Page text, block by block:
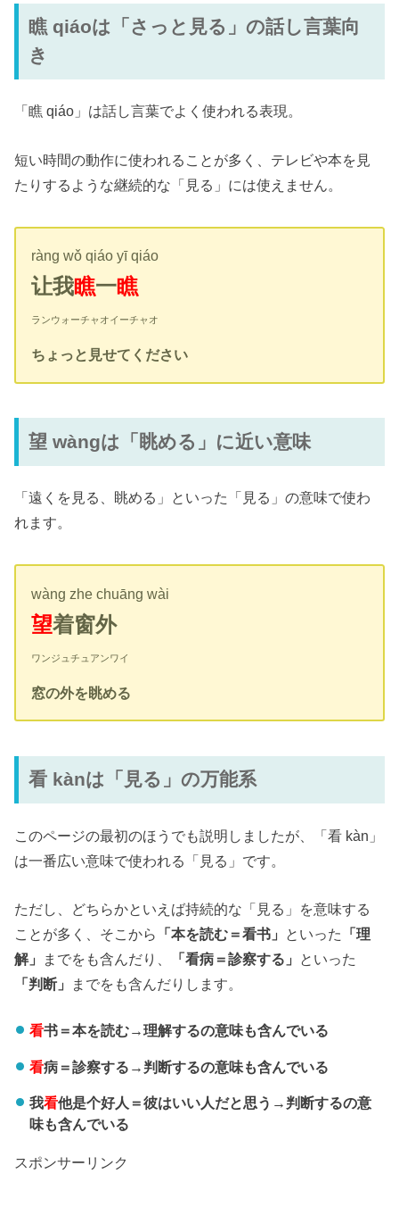
瞧 qiáoは「さっと見る」の話し言葉向
き
「瞧 qiáo」は話し言葉でよく使われる表現。
短い時間の動作に使われることが多く、テレビや本を見
たりするような継続的な「見る」には使えません。
ràng wǒ qiáo yī qiáo
让我瞧一瞧
ランウォーチャオイーチャオ
ちょっと見せてください
望 wàngは「眺める」に近い意味
「遠くを見る、眺める」といった「見る」の意味で使わ
れます。
wàng zhe chuāng wài
望着窗外
ワンジュチュアンワイ
窓の外を眺める
看 kànは「見る」の万能系
このページの最初のほうでも説明しましたが、「看 kàn」
は一番広い意味で使われる「見る」です。
ただし、どちらかといえば持続的な「見る」を意味する
ことが多く、そこから
「本を読む＝看书」 といった
「理
解」
までをも含んだり、 「看病＝診察する」 といった
「判断」
までをも含んだりします。
看书＝本を読む→理解するの意味も含んでいる
看病＝診察する→判断するの意味も含んでいる
我看他是个好人＝彼はいい人だと思う→判断するの意
味も含んでいる
スポンサーリンク